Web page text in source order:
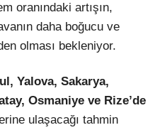
oranındaki artışın,
daha boğucu ve
olması bekleniyor.
Yalova, Sakarya,
Osmaniye ve Rize’de
ulaşacağı tahmin